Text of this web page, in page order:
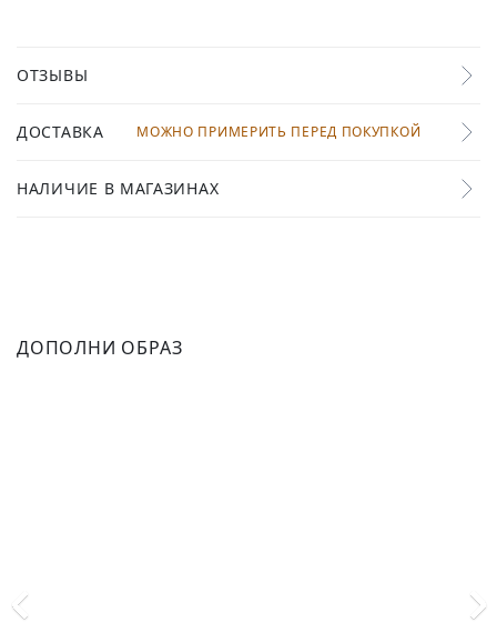
ОТЗЫВЫ
ДОСТАВКА МОЖНО ПРИМЕРИТЬ ПЕРЕД ПОКУПКОЙ
НАЛИЧИЕ В МАГАЗИНАХ
ДОПОЛНИ ОБРАЗ